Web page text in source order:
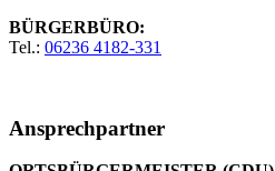
BÜRGERBÜRO:
Tel.: 06236 4182-331
Ansprechpartner